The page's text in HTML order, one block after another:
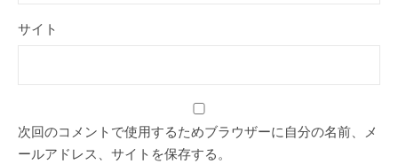
サイト
次回のコメントで使用するためブラウザーに自分の名前、メ
ールアドレス、サイトを保存する。